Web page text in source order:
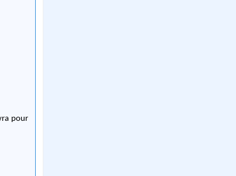
pour